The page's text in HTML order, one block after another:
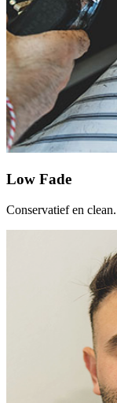
Low Fade
Conservatief en